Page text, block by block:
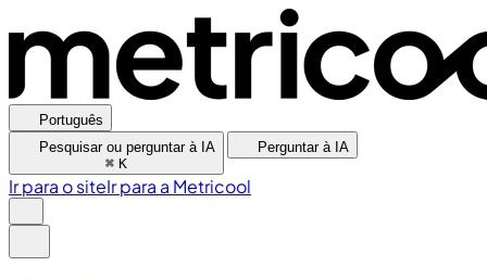
Português
Pesquisar ou perguntar à IA
⌘ K
Perguntar à IA
Ir para o siteIr para a Metricool